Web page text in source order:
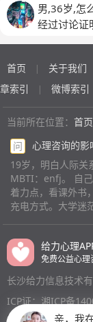
亲，我
男,36岁,怎
经过讨论证
首页 | 关于我们
章索引
| 微博索引
当前所在位置： 首页
问
心理咨询的影
19岁，明白人际关
MBTI：enfj。 自
着力点，看课外书
充电方式。大学迷
给力心理
免费公益心理
长沙给力信息技术
ICP证：湘ICP备